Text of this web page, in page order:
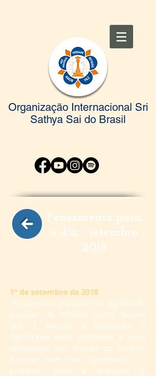
Organização Internacional Sri
Sathya Sai do Brasil
Pensamento para
o dia - setembro
2018
1° de setembro de 2018
“As pessoas pensam no significado
popular de Krishna como ‘aquele
que é escuro’ e esquecem o
significado mais profundo e mais
verdadeiro dos Nomes do Senhor.
Krishna tem três significados. O
primeiro deles é Krishyati iti